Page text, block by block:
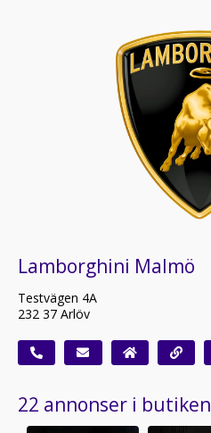
Lamborghini Malmö
Testvägen 4A
232 37 Arlöv
22 annonser i butiken